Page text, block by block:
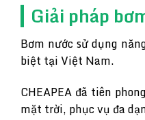
Giải pháp
Bơm nước sử dụng
biệt tại Việt Nam.
CHEAPEA đã tiên
mặt trời, phục vụ đa